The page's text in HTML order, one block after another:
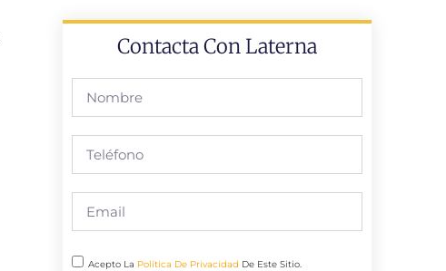
Contacta Con Laterna
Acepto La Política De Privacidad De Este Sitio.